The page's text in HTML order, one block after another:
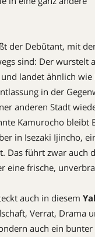
der Debütant, mit
sind: Der wurstelt
landet ähnlich
in der
anderen Stadt
­Kamurocho bleibt
in Isezaki Ijincho,
Das führt zwar auch
eine frische,
auch in diesem
Verrat, Drama
auch ein